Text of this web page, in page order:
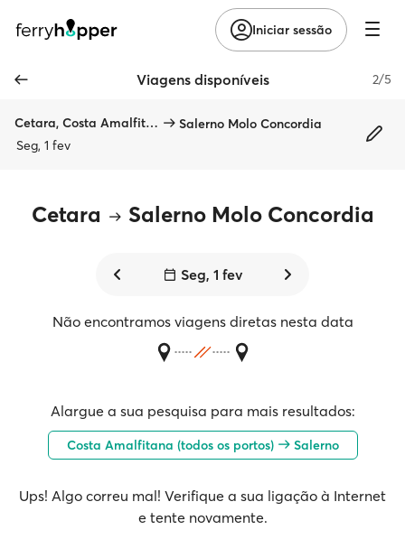
Iniciar sessão
Viagens disponíveis 2/5
Cetara, Costa Amalfitana
Salerno Molo Concordia
Seg, 1 fev
Cetara Salerno Molo Concordia
Seg, 1 fev
Não encontramos viagens diretas nesta data
Alargue a sua pesquisa para mais resultados:
Costa Amalfitana (todos os portos) Salerno
Ups! Algo correu mal! Verifique a sua ligação à Internet
e tente novamente.